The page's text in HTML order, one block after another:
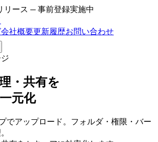
リース — 事前登録実施中
会社概要更新履歴お問い合わせ
・共有を
元化
でアップロード。フォルダ・権限・バー